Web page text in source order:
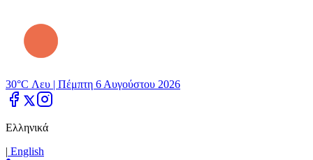
30°C Λευ | Πέμπτη 6 Αυγούστου 2026
Ελληνικά
| Εnglish